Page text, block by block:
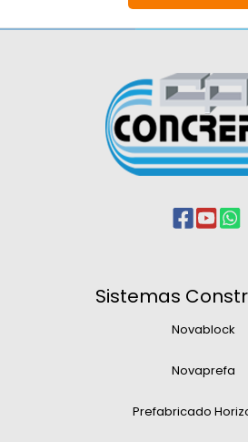
Sistemas
Novablock
Novaprefa
Prefabricado